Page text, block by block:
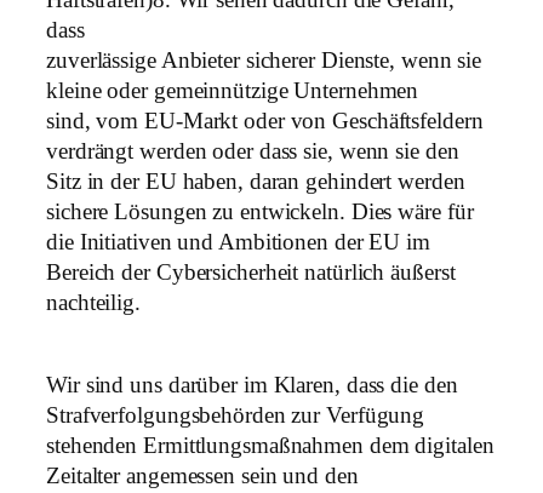
dass
zuverlässige Anbieter sicherer Dienste, wenn sie
kleine oder gemeinnützige Unternehmen
sind, vom EU-Markt oder von Geschäftsfeldern
verdrängt werden oder dass sie, wenn sie den
Sitz in der EU haben, daran gehindert werden
sichere Lösungen zu entwickeln. Dies wäre für
die Initiativen und Ambitionen der EU im
Bereich der Cybersicherheit natürlich äußerst
nachteilig.
Wir sind uns darüber im Klaren, dass die den
Strafverfolgungsbehörden zur Verfügung
stehenden Ermittlungsmaßnahmen dem digitalen
Zeitalter angemessen sein und den